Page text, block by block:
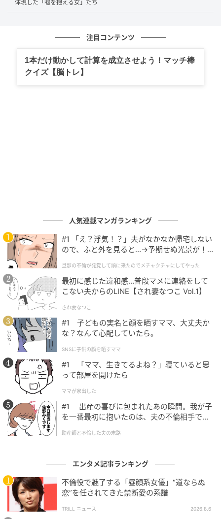
畳まないから途切れない夏の午後
イントロは、ハモンドオルガンの太い和音と、走り出
すドラムの一打で始まる。バンド・サウンドではある
い。サビは平行に伸びていく直線的な音型で、声を絞
り出して泣かせにかかる構造を最初から放棄してい
る。日常の延長線にあるロックの音、と一行で言って
しまえそうな音像だが、その「延長線」を本当に途切
れさせずに引いてみせるのは、思いのほか難しい仕事
だ。
上からでも後ろからでもなく隣から
この曲には鼓舞も説教もない。「がんばれ」とも「夢
を諦めるな」とも歌わない。それでも聴き終わったあ
と、誰かの背中をそっと押されたような感覚だけが残
る。なぜか。語り手が、聴き手の上ではなく、隣に立
っているからだ。
教えてやる、というスタンスをこの歌い手は徹底的に
ハンドルを握ったまま助手席の側へ放った一言、くら
いの距離感に近い。夏の高速道路、開けた窓、流れて
いく雲。聴き手は風景のなかへ自然に置かれ、その横
で歌い手も同じ景色を眺めている。
体現した「嘘を抱える女」たち
注目コンテンツ
1本だけ動かして計算を成立させよう！マッチ棒
クイズ【脳トレ】
人気連載マンガランキング
#1 「え？浮気！？」夫がなかなか帰宅しない
ので、ふと外を見ると…→予期せぬ光景が！
クチャにしてやった
旦那の不倫が発覚して頭に来たのでメチャクチャにしてやった
最初に感じた違和感…普段マメに連絡をして
こない夫からのLINE【され妻なつこ Vol.1】
され妻なつこ
#1 子どもの実名と顔を晒すママ、大丈夫か
な？なんて心配していたら。
SNSに子供の顔を晒すママ
#1 「ママ、生きてるよね？」寝ていると思
って部屋を開けたら
ママが家出した
#1 出産の喜びに包まれたあの瞬間。我が子
を一番最初に抱いたのは、夫の不倫相手でし
助産師と不倫した夫の末路
エンタメ記事ランキング
不倫役で魅了する「昼顔系女優」“道ならぬ
恋”を任されてきた禁断愛の系譜
TRILL ニュース 2026.8.6